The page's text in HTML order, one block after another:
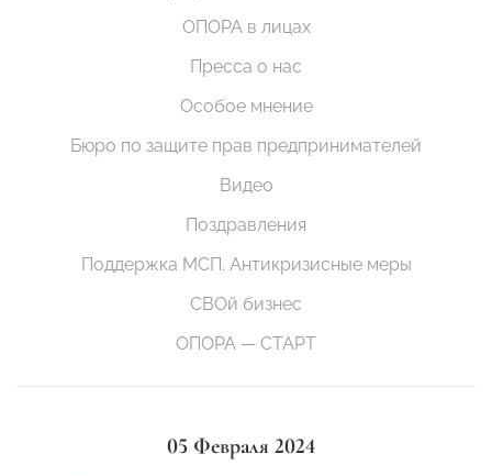
ОПОРА в лицах
Пресса о нас
Особое мнение
Бюро по защите прав предпринимателей
Видео
Поздравления
Поддержка МСП. Антикризисные меры
СВОй бизнес
ОПОРА — СТАРТ
05 Февраля 2024